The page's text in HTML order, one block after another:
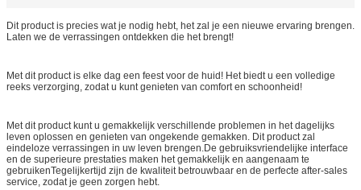
Dit product is precies wat je nodig hebt, het zal je een nieuwe ervaring brengen.
Laten we de verrassingen ontdekken die het brengt!
Met dit product is elke dag een feest voor de huid! Het biedt u een volledige
reeks verzorging, zodat u kunt genieten van comfort en schoonheid!
Met dit product kunt u gemakkelijk verschillende problemen in het dagelijks
leven oplossen en genieten van ongekende gemakken. Dit product zal
eindeloze verrassingen in uw leven brengen.De gebruiksvriendelijke interface
en de superieure prestaties maken het gemakkelijk en aangenaam te
gebruikenTegelijkertijd zijn de kwaliteit betrouwbaar en de perfecte after-sales
service, zodat je geen zorgen hebt.